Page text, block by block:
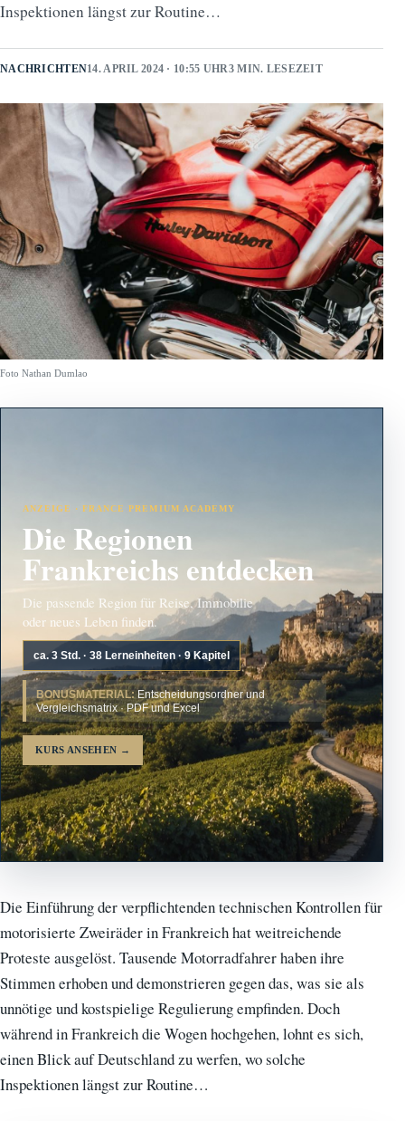
Inspektionen längst zur Routine…
NACHRICHTEN14. APRIL 2024 · 10:55 UHR3 MIN. LESEZEIT
Foto Nathan Dumlao
ANZEIGE · FRANCE PREMIUM ACADEMY
Die Regionen
Frankreichs entdecken
Die passende Region für Reise, Immobilie
oder neues Leben finden.
ca. 3 Std. · 38 Lerneinheiten · 9 Kapitel
BONUSMATERIAL: Entscheidungsordner und
Vergleichsmatrix · PDF und Excel
KURS ANSEHEN →
Die Einführung der verpflichtenden technischen Kontrollen für
motorisierte Zweiräder in Frankreich hat weitreichende
Proteste ausgelöst. Tausende Motorradfahrer haben ihre
Stimmen erhoben und demonstrieren gegen das, was sie als
unnötige und kostspielige Regulierung empfinden. Doch
während in Frankreich die Wogen hochgehen, lohnt es sich,
einen Blick auf Deutschland zu werfen, wo solche
Inspektionen längst zur Routine…